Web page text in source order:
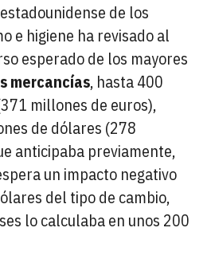
de los
e higiene ha revisado al
esperado de los mayores
mercancías, hasta 400
millones de euros),
de dólares (278
anticipaba previamente,
un impacto negativo
del tipo de cambio,
lo calculaba en unos 200